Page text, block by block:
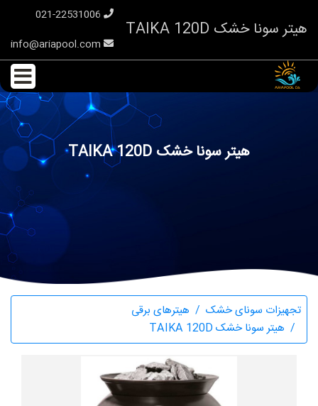
هیتر سونا خشک TAIKA 120D
هیتر سونا خشک TAIKA 120D
تجهیزات سونای خشک
هیترهای برقی
هیتر سونا خشک TAIKA 120D